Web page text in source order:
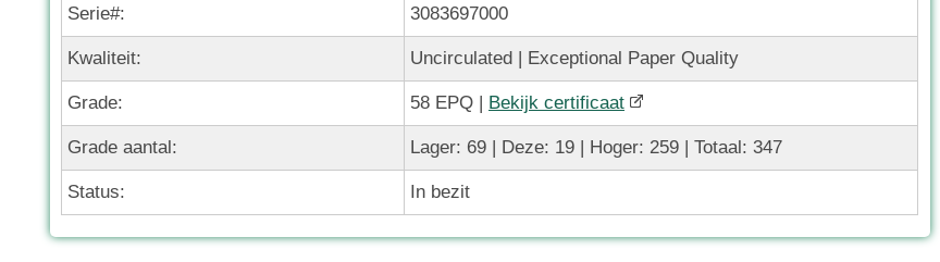
Serie#: 3083697000
Kwaliteit: Uncirculated | Exceptional Paper Quality
Grade: 58 EPQ | Bekijk certificaat
Grade aantal: Lager: 69 | Deze: 19 | Hoger: 259 | Totaal: 347
Status: In bezit